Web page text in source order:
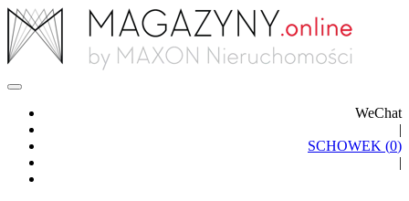
WeChat
|
SCHOWEK (0)
|